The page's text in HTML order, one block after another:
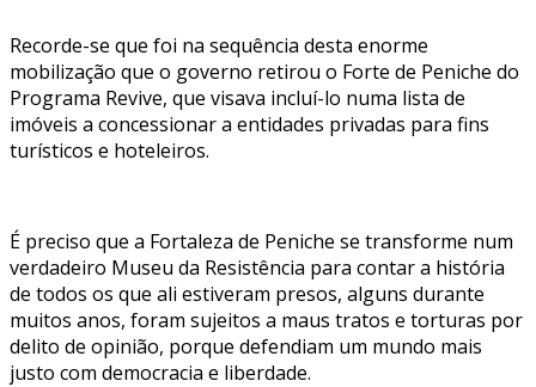
Recorde-se que foi na sequência desta enorme
mobilização que o governo retirou o Forte de Peniche do
Programa Revive, que visava incluí-lo numa lista de
imóveis a concessionar a entidades privadas para fins
turísticos e hoteleiros.
É preciso que a Fortaleza de Peniche se transforme num
verdadeiro Museu da Resistência para contar a história
de todos os que ali estiveram presos, alguns durante
muitos anos, foram sujeitos a maus tratos e torturas por
delito de opinião, porque defendiam um mundo mais
justo com democracia e liberdade.